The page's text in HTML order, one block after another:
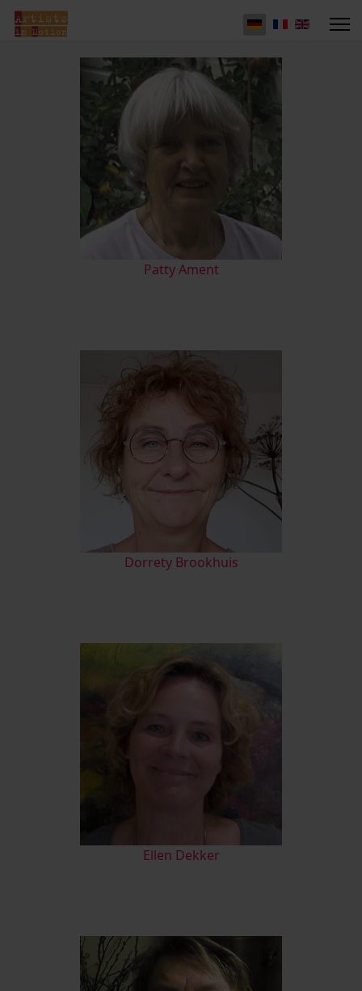
Patty Ament
Dorrety Brookhuis
Ellen Dekker